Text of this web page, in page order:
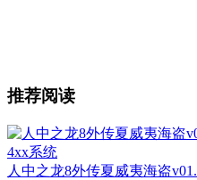
推荐阅读
人中之龙8外传夏威夷海盗